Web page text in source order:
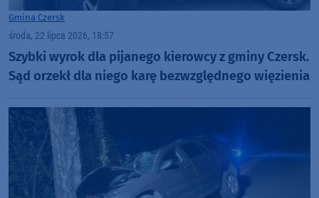
Gmina Czersk
środa, 22 lipca 2026, 18:57
Szybki wyrok dla pijanego kierowcy z gminy Czersk.
Sąd orzekł dla niego karę bezwzględnego więzienia